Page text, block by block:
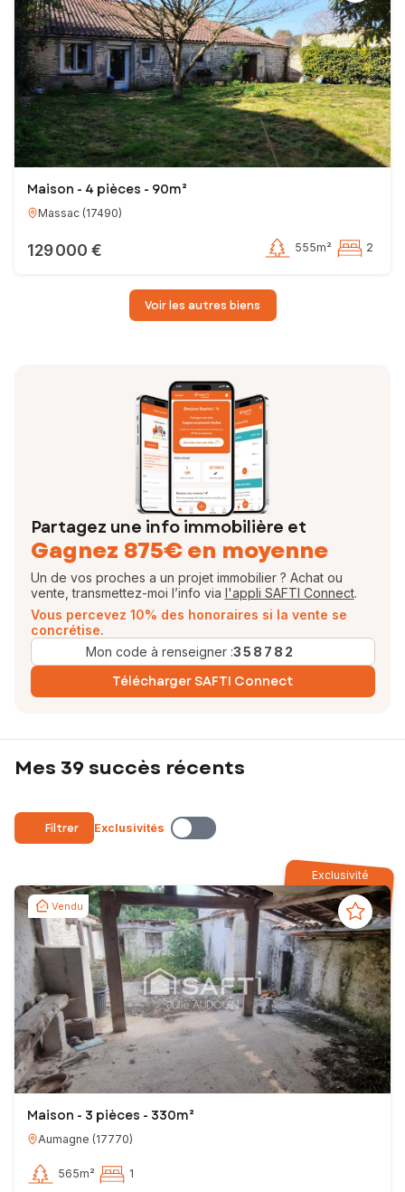
Maison - 4 pièces - 90m²
Massac (17490)
129 000 € 555m² 2
Voir les autres biens
Partagez une info immobilière et
Gagnez 875€ en moyenne
Un de vos proches a un projet immobilier ? Achat ou
vente, transmettez-moi l’info via l'appli SAFTI Connect.
Vous percevez 10% des honoraires si la vente se
concrétise.
Mon code à renseigner :358782
Télécharger SAFTI Connect
Mes 39 succès récents
Filtrer Exclusivités
Exclusivité
Vendu
Maison - 3 pièces - 330m²
Aumagne (17770)
565m² 1